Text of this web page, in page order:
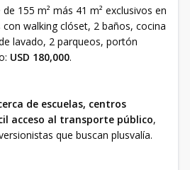
155 m² más 41 m² exclusivos en
walking clóset, 2 baños, cocina
lavado, 2 parqueos, portón
USD 180,000.
de escuelas, centros
acceso al transporte público,
que buscan plusvalía.